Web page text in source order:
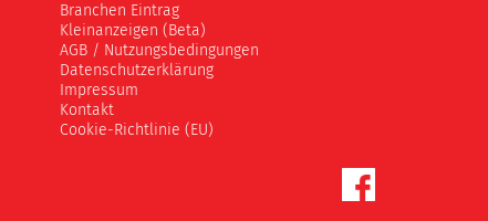
Branchen Eintrag
Kleinanzeigen (Beta)
AGB / Nutzungsbedingungen
Datenschutzerklärung
Impressum
Kontakt
Cookie-Richtlinie (EU)